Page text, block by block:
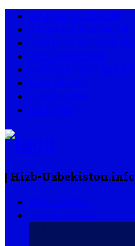
| Hizb-Uzbekiston.info